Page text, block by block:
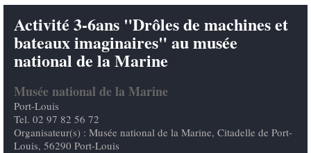
Activité 3-6ans "Drôles de machines et
bateaux imaginaires" au musée
national de la Marine
Musée national de la Marine
Port-Louis
Tel. 02 97 82 56 72
Organisateur(s) : Musée national de la Marine, Citadelle de Port-
Louis, 56290 Port-Louis